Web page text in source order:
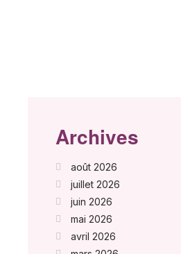
Archives
août 2026
juillet 2026
juin 2026
mai 2026
avril 2026